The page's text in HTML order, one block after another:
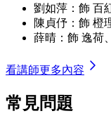
劉如萍：飾 百
陳貞伃：飾 橙
薛晴：飾 逸荷
看講師更多內容
常見問題